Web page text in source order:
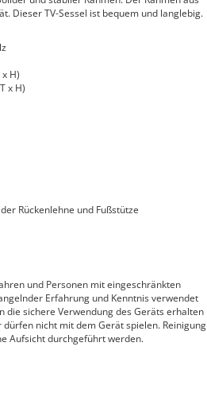
Dieser TV-Sessel ist bequem und langlebig.
H)
x H)
Rückenlehne und Fußstütze
und Personen mit eingeschränkten
Erfahrung und Kenntnis verwendet
die sichere Verwendung des Geräts erhalten
nicht mit dem Gerät spielen. Reinigung
Aufsicht durchgeführt werden.